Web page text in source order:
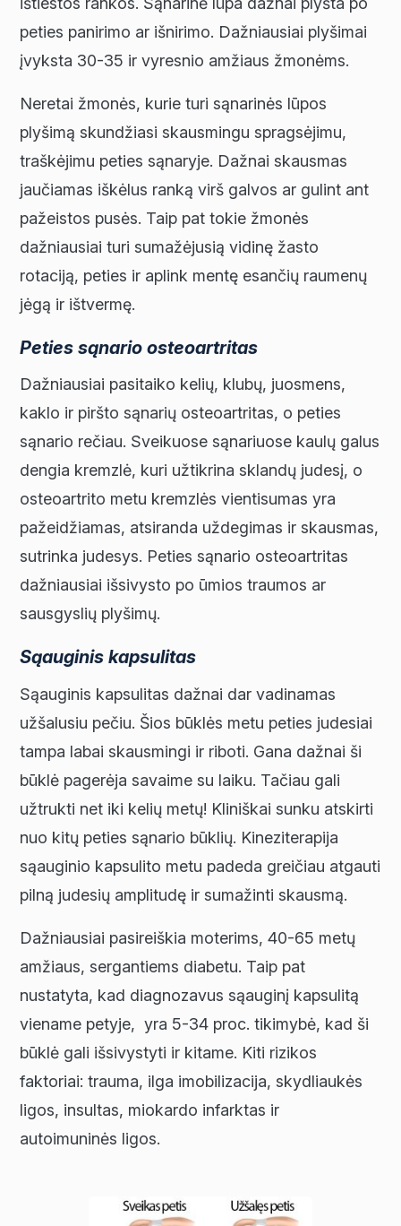
peties panirimo ar išnirimo. Dažniausiai plyšimai
įvyksta 30-35 ir vyresnio amžiaus žmonėms.
Neretai žmonės, kurie turi sąnarinės lūpos
plyšimą skundžiasi skausmingu spragsėjimu,
traškėjimu peties sąnaryje. Dažnai skausmas
jaučiamas iškėlus ranką virš galvos ar gulint ant
pažeistos pusės. Taip pat tokie žmonės
dažniausiai turi sumažėjusią vidinę žasto
rotaciją, peties ir aplink mentę esančių raumenų
jėgą ir ištvermę.
Peties sąnario osteoartritas
Dažniausiai pasitaiko kelių, klubų, juosmens,
kaklo ir piršto sąnarių osteoartritas, o peties
sąnario rečiau. Sveikuose sąnariuose kaulų galus
dengia kremzlė, kuri užtikrina sklandų judesį, o
osteoartrito metu kremzlės vientisumas yra
pažeidžiamas, atsiranda uždegimas ir skausmas,
sutrinka judesys. Peties sąnario osteoartritas
dažniausiai išsivysto po ūmios traumos ar
sausgyslių plyšimų.
Sąauginis kapsulitas
Sąauginis kapsulitas dažnai dar vadinamas
užšalusiu pečiu. Šios būklės metu peties judesiai
tampa labai skausmingi ir riboti. Gana dažnai ši
būklė pagerėja savaime su laiku. Tačiau gali
užtrukti net iki kelių metų! Kliniškai sunku atskirti
nuo kitų peties sąnario būklių. Kineziterapija
sąauginio kapsulito metu padeda greičiau atgauti
pilną judesių amplitudę ir sumažinti skausmą.
Dažniausiai pasireiškia moterims, 40-65 metų
amžiaus, sergantiems diabetu. Taip pat
nustatyta, kad diagnozavus sąauginį kapsulitą
viename petyje, yra 5-34 proc. tikimybė, kad ši
būklė gali išsivystyti ir kitame. Kiti rizikos
faktoriai: trauma, ilga imobilizacija, skydliaukės
ligos, insultas, miokardo infarktas ir
autoimuninės ligos.